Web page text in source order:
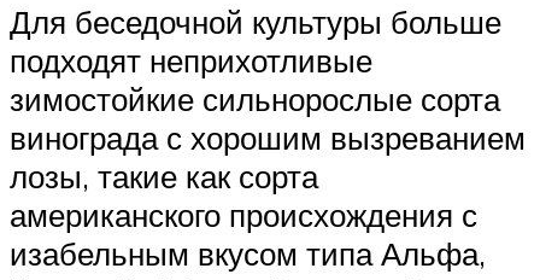
Для беседочной культуры больше
подходят неприхотливые
зимостойкие сильнорослые сорта
винограда с хорошим вызреванием
лозы, такие как сорта
американского происхождения с
изабельным вкусом типа Альфа,